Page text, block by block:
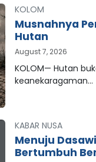
KOLOM
Musnahnya
Hutan
August 7, 2026
KOLOM— Hutan
keanekaragaman…
KABAR NUSA
Menuju
Bertumbuh